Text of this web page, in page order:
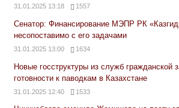
31.01.2025 13:18 1557
Сенатор: Финансирование МЭПР РК
несопоставимо с его задачами
31.01.2025 13:00 1634
Новые госструктуры из служб гражданской
готовности к паводкам в Казахстане
31.01.2025 12:40 1533